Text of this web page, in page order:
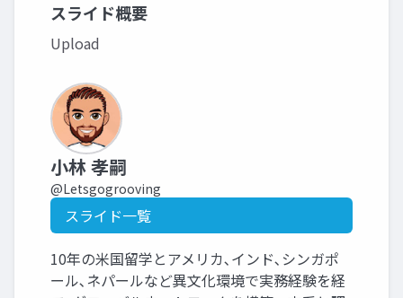
スライド概要
Upload
小林 孝嗣
@Letsgogrooving
スライド一覧
10年の米国留学とアメリカ､インド､シンガポ
ール､ネパールなど異文化環境で実務経験を経